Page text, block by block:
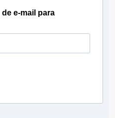
e-mail para